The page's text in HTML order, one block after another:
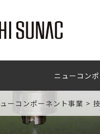
ニューコン
ーコンポーネント事業